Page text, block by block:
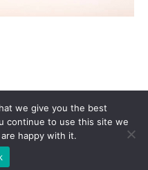
Médiaajánlat
ÁSZF
Alapítvány
2020
we give you the best
continue to use this site we
happy with it.